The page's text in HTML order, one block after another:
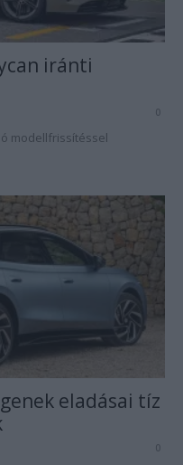
iránti
0
modellfrissítéssel
eladásai tíz
0